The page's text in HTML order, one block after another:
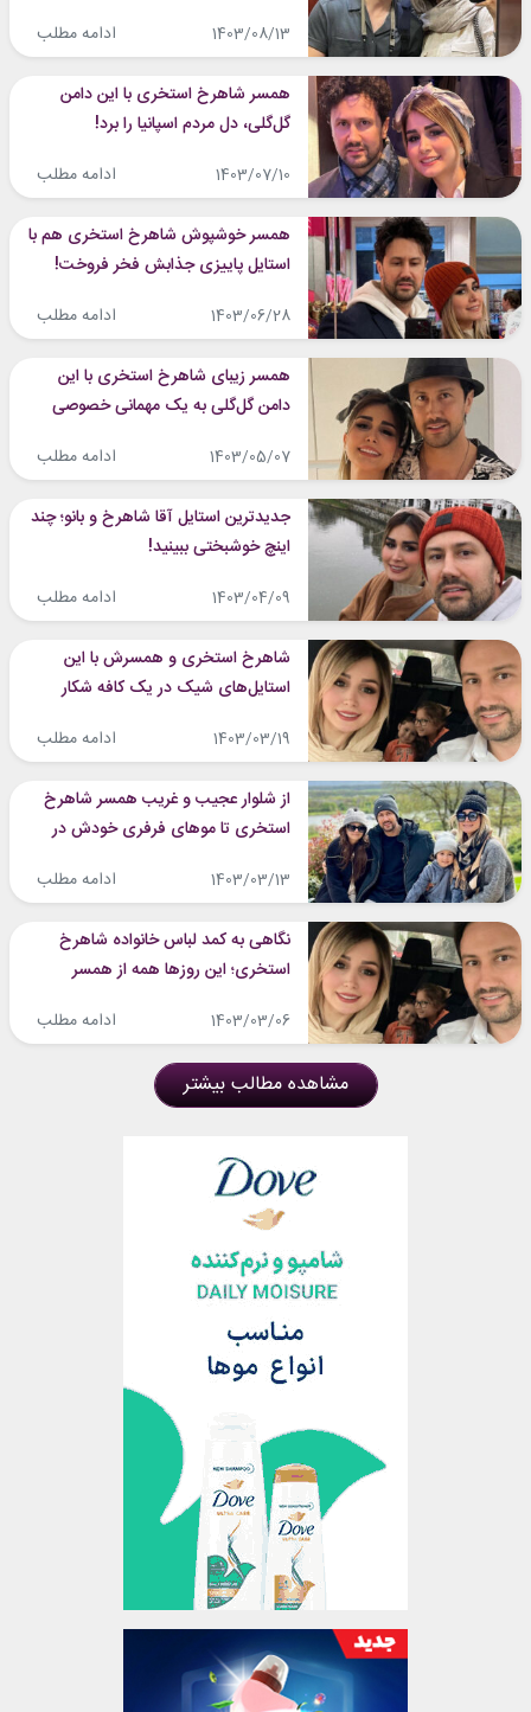
1403/08/13 ادامه مطلب
همسر شاهرخ استخری با این دامن
گل‌گلی، دل مردم اسپانیا را برد!
1403/07/10 ادامه مطلب
همسر خوشپوش شاهرخ استخری هم با
استایل پاییزی جذابش فخر فروخت!
1403/06/28 ادامه مطلب
همسر زیبای شاهرخ استخری با این
دامن گل‌گلی به یک مهمانی خصوصی
1403/05/07 ادامه مطلب
جدیدترین استایل آقا شاهرخ و بانو؛ چند
اینچ خوشبختی ببینید!
1403/04/09 ادامه مطلب
شاهرخ استخری و همسرش با این
استایل‌های شیک در یک کافه شکار
1403/03/19 ادامه مطلب
از شلوار عجیب و غریب همسر شاهرخ
استخری تا موهای فرفری خودش در
1403/03/13 ادامه مطلب
نگاهی به کمد لباس خانواده شاهرخ
استخری؛ این روزها همه از همسر
چطور؟!
1403/03/06 ادامه مطلب
مشاهده مطالب بیشتر